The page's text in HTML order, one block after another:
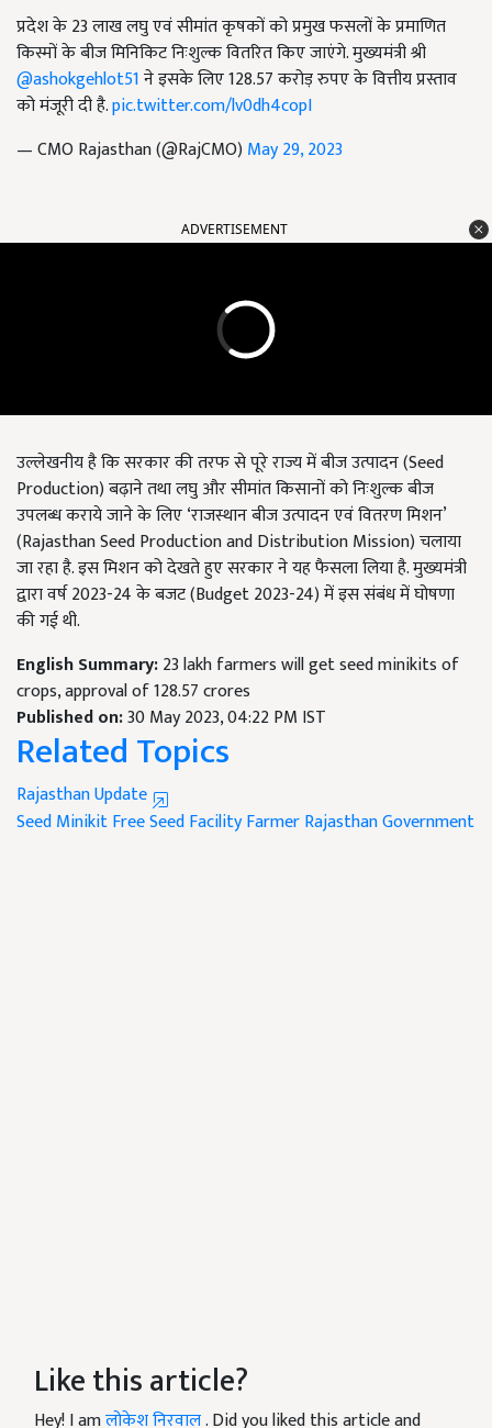
प्रदेश के 23 लाख लघु एवं सीमांत कृषकों को प्रमुख फसलों के प्रमाणित
किस्मों के बीज मिनिकिट निःशुल्क वितरित किए जाएंगे. मुख्यमंत्री श्री
@ashokgehlot51ने इसके लिए 128.57 करोड़ रुपए के वित्तीय प्रस्ताव
को मंजूरी दी है.pic.twitter.com/lv0dh4copI
— CMO Rajasthan (@RajCMO) May 29, 2023
ADVERTISEMENT
उल्लेखनीय है कि सरकार की तरफ से पूरे राज्य में बीज उत्पादन (Seed
Production)बढ़ाने तथा लघु और सीमांत किसानों को निःशुल्क बीज
उपलब्ध कराये जाने के लिए‘राजस्थान बीज उत्पादन एवं वितरण मिशन’
(Rajasthan Seed Production and Distribution Mission) चलाया
जा रहा है. इस मिशन को देखते हुए सरकार ने यह फैसला लिया है. मुख्यमंत्री
द्वारा वर्ष 2023-24के बजट (Budget 2023-24)में इस संबंध में घोषणा
की गई थी.
English Summary:23 lakh farmers will get seed minikits of
crops, approval of 128.57 crores
Published on:30 May 2023, 04:22 PM IST
Related Topics
Rajasthan Update
Seed MinikitFree Seed FacilityFarmerRajasthan Government
Like this article?
Hey! I amलोकेश निरवाल. Did you liked this article and